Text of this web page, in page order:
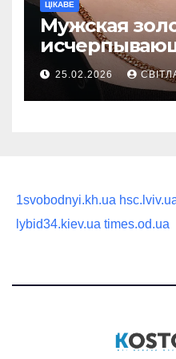
ЦІКАВЕ
Мужская
руководство
статусного
25.02.2026
1svobodnyi.kh.ua
lybid34.kiev.ua times.od.ua